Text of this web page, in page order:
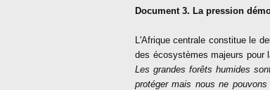
Document 3. La pression
L'Afrique centrale constitue le
des écosystèmes majeurs pour
Les grandes forêts humides
protéger mais nous ne